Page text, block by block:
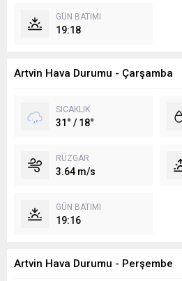
GÜN BATIMI
19:18
Artvin Hava Durumu - Çarşamba
SICAKLIK
31° / 18°
RÜZGAR
3.64 m/s
GÜN BATIMI
19:16
Artvin Hava Durumu - Perşembe